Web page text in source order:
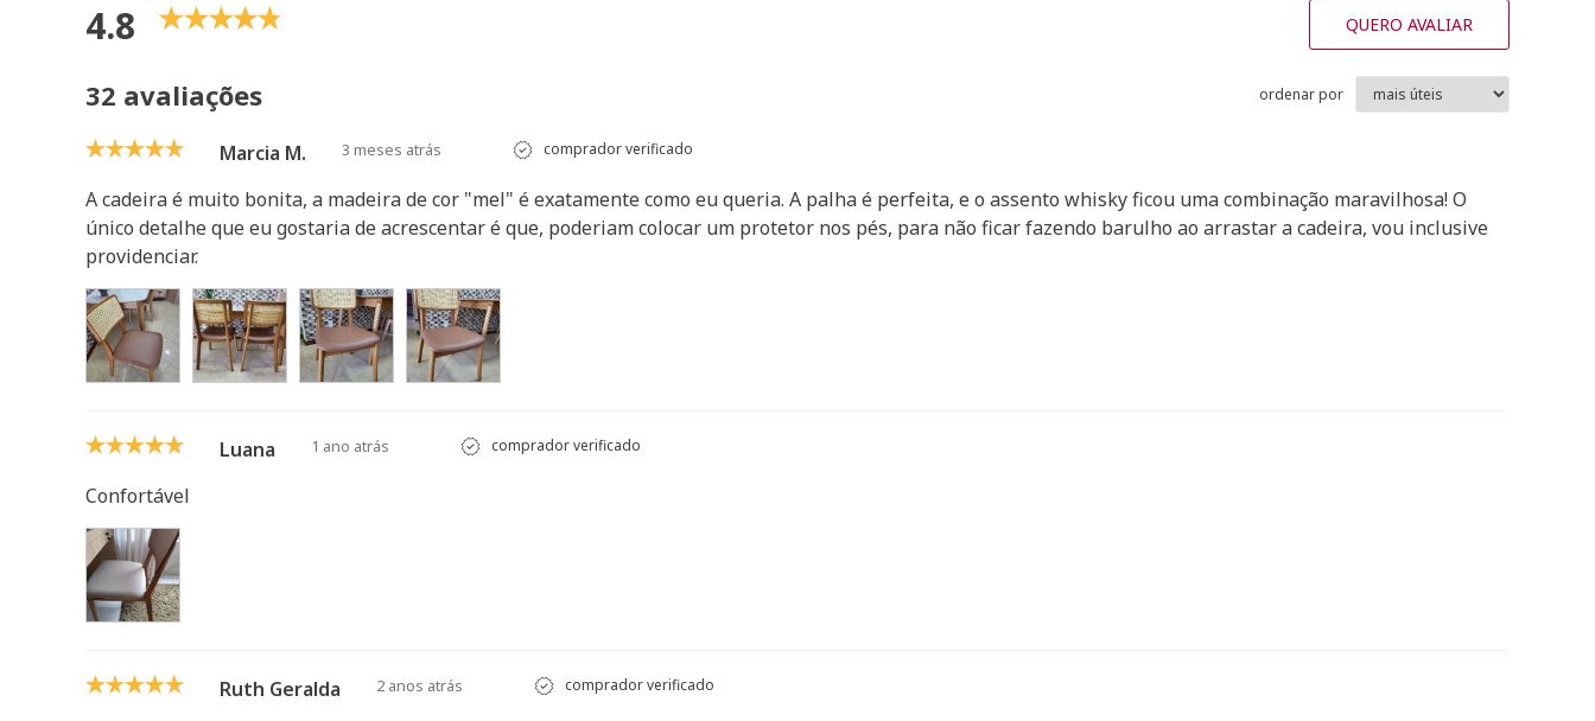
4.8 QUERO AVALIAR
32 avaliações ordenar por
Marcia M. 3 meses atrás comprador verificado
A cadeira é muito bonita, a madeira de cor "mel" é exatamente como eu queria. A palha é perfeita, e o assento whisky ficou uma combinação maravilhosa! O
único detalhe que eu gostaria de acrescentar é que, poderiam colocar um protetor nos pés, para não ficar fazendo barulho ao arrastar a cadeira, vou inclusive
providenciar.
Luana 1 ano atrás comprador verificado
Confortável
Ruth Geralda 2 anos atrás comprador verificado